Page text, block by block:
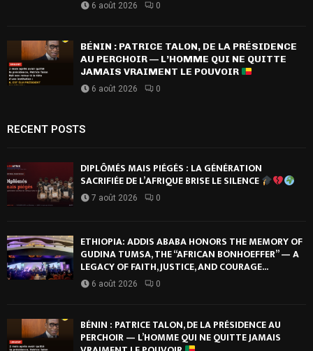
6 août 2026 0
BÉNIN : PATRICE TALON, DE LA PRÉSIDENCE
AU PERCHOIR — L’HOMME QUI NE QUITTE
JAMAIS VRAIMENT LE POUVOIR
6 août 2026 0
RECENT POSTS
DIPLÔMÉS MAIS PIÉGÉS : LA GÉNÉRATION
SACRIFIÉE DE L’AFRIQUE BRISE LE SILENCE
7 août 2026 0
ETHIOPIA: ADDIS ABABA HONORS THE MEMORY OF
GUDINA TUMSA, THE “AFRICAN BONHOEFFER” — A
LEGACY OF FAITH, JUSTICE, AND COURAGE...
6 août 2026 0
BÉNIN : PATRICE TALON, DE LA PRÉSIDENCE AU
PERCHOIR — L’HOMME QUI NE QUITTE JAMAIS